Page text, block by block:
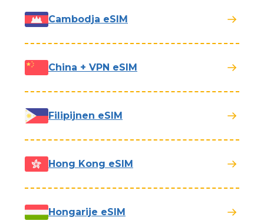
Cambodja eSIM
China + VPN eSIM
Filipijnen eSIM
Hong Kong eSIM
Hongarije eSIM